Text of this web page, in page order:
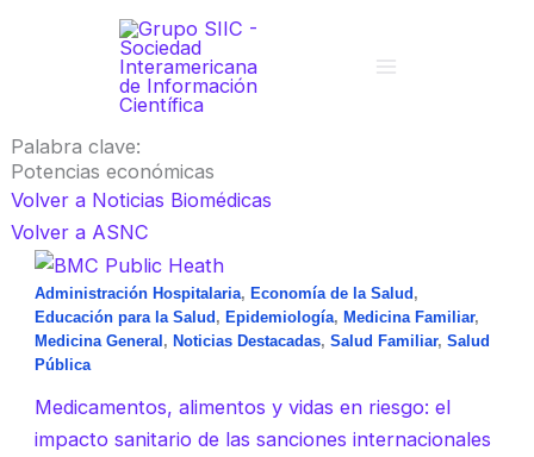
Palabra clave:
Potencias económicas
Volver a Noticias Biomédicas
Volver a ASNC
Administración Hospitalaria, Economía de la Salud ,
Educación para la Salud , Epidemiología, Medicina Familiar,
Medicina General , Noticias Destacadas, Salud Familiar, Salud
Pública
Medicamentos, alimentos y vidas en riesgo: el
impacto sanitario de las sanciones internacionales